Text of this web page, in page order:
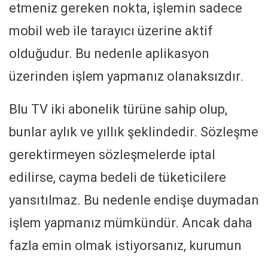
etmeniz gereken nokta, işlemin sadece
mobil web ile tarayıcı üzerine aktif
olduğudur. Bu nedenle aplikasyon
üzerinden işlem yapmanız olanaksızdır.
Blu TV iki abonelik türüne sahip olup,
bunlar aylık ve yıllık şeklindedir. Sözleşme
gerektirmeyen sözleşmelerde iptal
edilirse, cayma bedeli de tüketicilere
yansıtılmaz. Bu nedenle endişe duymadan
işlem yapmanız mümkündür. Ancak daha
fazla emin olmak istiyorsanız, kurumun